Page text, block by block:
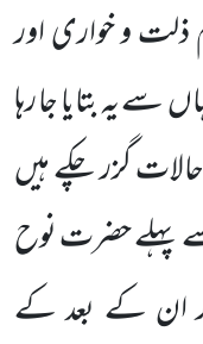
ذلت و خواری اور
سے یہ بتایا جا رہا
گزر چکے ہیں
سے پہلے حضرت نوح
ان کے بعد کے